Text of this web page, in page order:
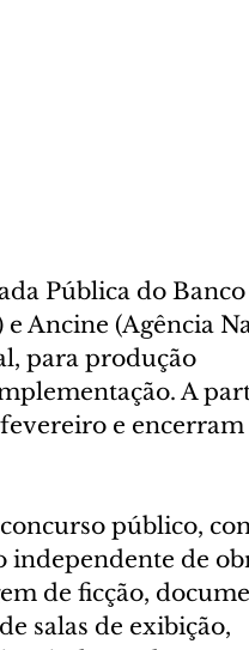
Pública do
Ancine (Agência
para produção
A
e encerram
público,
independente de
de ficção,
salas de exibição,